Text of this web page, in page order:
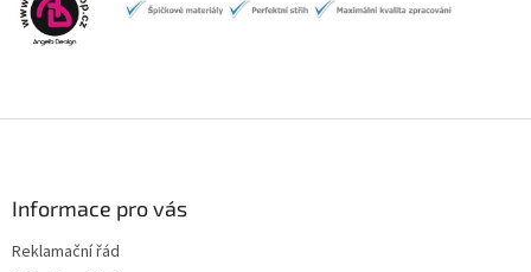
Informace pro vás
Reklamační řád